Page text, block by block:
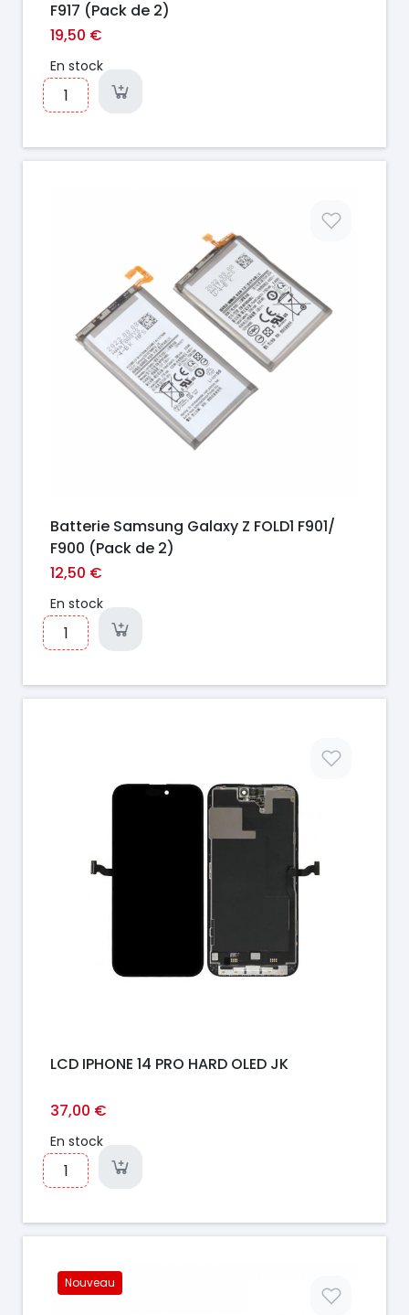
F917 (Pack de 2)
19,50 €
En stock
Batterie Samsung Galaxy Z FOLD1 F901/
F900 (Pack de 2)
12,50 €
En stock
LCD IPHONE 14 PRO HARD OLED JK
37,00 €
En stock
Nouveau